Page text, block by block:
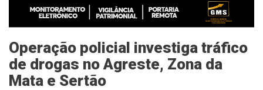
Operação policial investiga tráfico
de drogas no Agreste, Zona da
Mata e Sertão